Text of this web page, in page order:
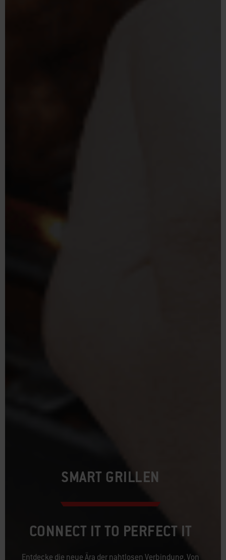
SMART GRILLEN
CONNECT IT TO PERFECT IT
Entdecke die neue Ära der nahtlosen Verbindung. Von